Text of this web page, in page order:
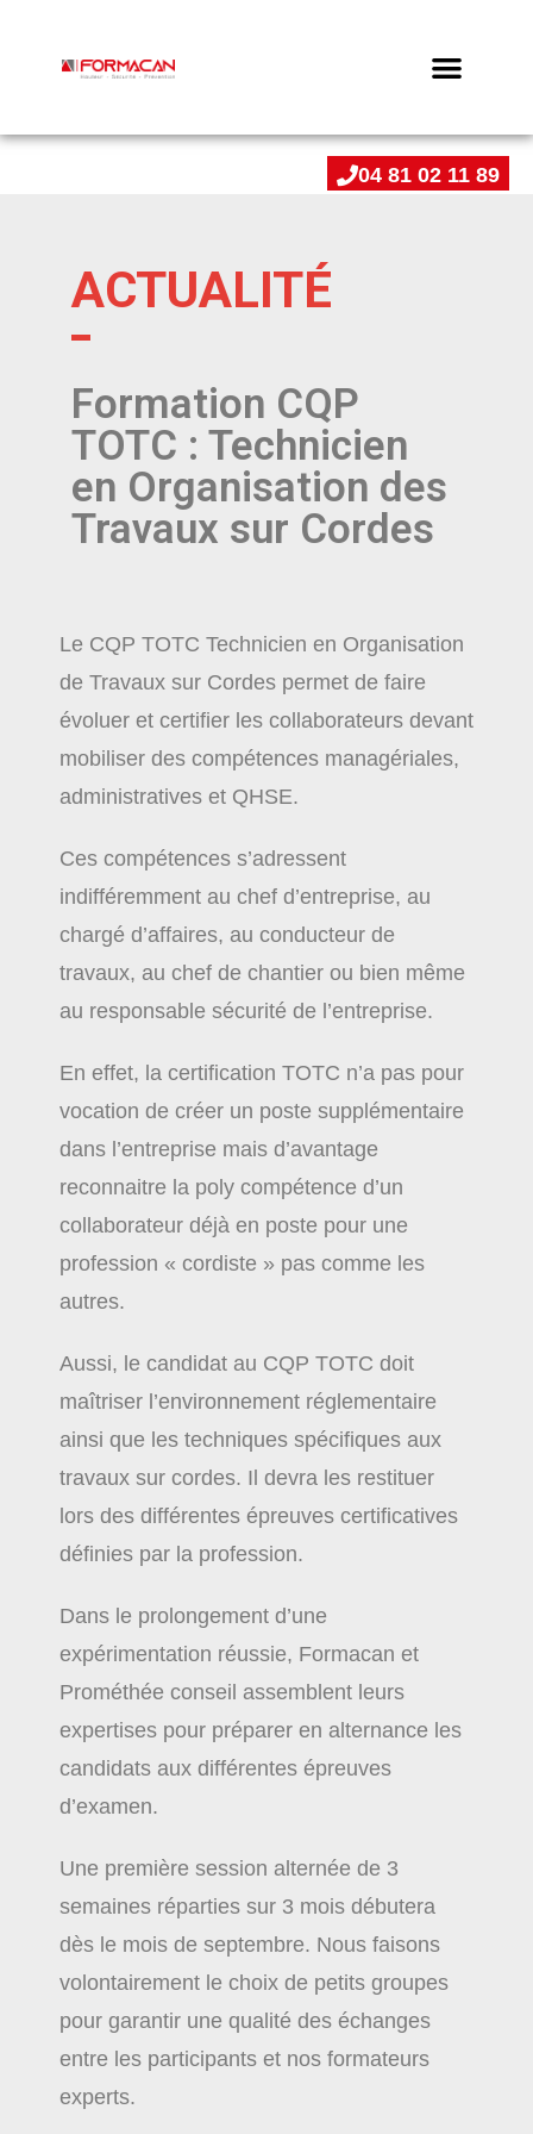
04 81 02 11 89
ACTUALITÉ
Formation CQP
TOTC : Technicien
en Organisation des
Travaux sur Cordes
Le CQP TOTC Technicien en Organisation
de Travaux sur Cordes permet de faire
évoluer et certifier les collaborateurs devant
mobiliser des compétences managériales,
administratives et QHSE.
Ces compétences s’adressent
indifféremment au chef d’entreprise, au
chargé d’affaires, au conducteur de
travaux, au chef de chantier ou bien même
au responsable sécurité de l’entreprise.
En effet, la certification TOTC n’a pas pour
vocation de créer un poste supplémentaire
dans l’entreprise mais d’avantage
reconnaitre la poly compétence d’un
collaborateur déjà en poste pour une
profession « cordiste » pas comme les
autres.
Aussi, le candidat au CQP TOTC doit
maîtriser l’environnement réglementaire
ainsi que les techniques spécifiques aux
travaux sur cordes. Il devra les restituer
lors des différentes épreuves certificatives
définies par la profession.
Dans le prolongement d’une
expérimentation réussie, Formacan et
Prométhée conseil assemblent leurs
expertises pour préparer en alternance les
candidats aux différentes épreuves
d’examen.
Une première session alternée de 3
semaines réparties sur 3 mois débutera
dès le mois de septembre. Nous faisons
volontairement le choix de petits groupes
pour garantir une qualité des échanges
entre les participants et nos formateurs
experts.